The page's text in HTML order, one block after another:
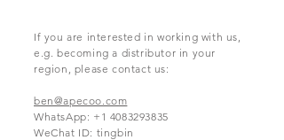
If you are interested in working with us,
e.g. becoming a distributor in your
region, please contact us:
ben@apecoo.com
WhatsApp: +1 4083293835
WeChat ID: tingbin